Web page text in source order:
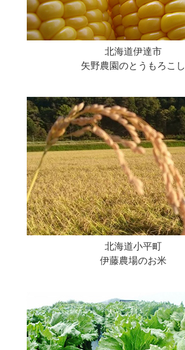
北海道伊達市
矢野農園のとうもろこし
北海道小平町
伊藤農場のお米